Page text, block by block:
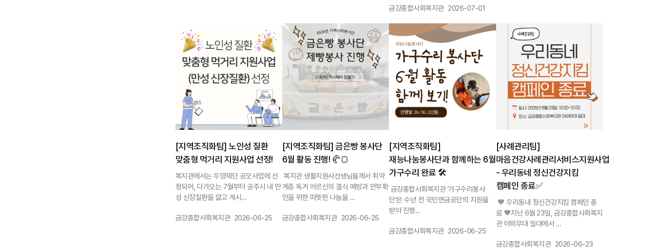
작성자 :
금강종합사회복지관 작성일 :
2026-07-01
1143
[지역조직화팀] 노인성 질환
맞춤형 먹거리 지원사업 선정!
복지관에서는 우양재단 공모사업에 선
정되어, 다가오는 7월부터 공주시 내 만
성 신장질환을 앓고 계시...
작성자 :
금강종합사회복지관 작성일 :
2026-06-25
1142
[지역조직화팀] 금은빵 봉사단
6월 활동 진행! 🥐🍞
복지관 생활지원사선생님들께서 취약
계층 독거 어르신의 결식 예방과 안부확
인을 위한 따뜻한 나눔을 ...
작성자 :
금강종합사회복지관 작성일 :
2026-06-25
[지역조직화팀]
재능나눔봉사단과 함께하는 6월
가구수리 완료 🛠️
금강종합사회복지관 '가구수리봉사
단'은 수년 전 국민연금공단의 지원을
받아 진행...
작성자 :
금강종합사회복지관 작성일 :
2026-06-25
1140
[사례관리팀]
마음건강사례관리서비스지원사업
- 우리동네 정신건강지킴
캠페인 종료✅
🧡 우리동네 정신건강지킴 캠페인 종
료 🧡지난 6월 23일, 금강종합사회복지
관 야외무대 일대에서 ...
작성자 :
금강종합사회복지관 작성일 :
2026-06-23